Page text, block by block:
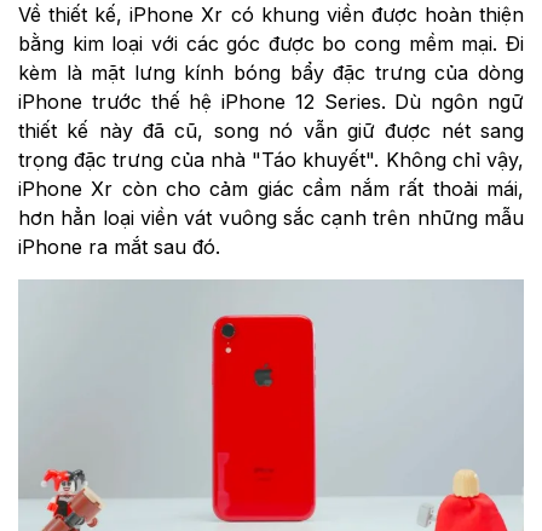
Về thiết kế, iPhone Xr có khung viền được hoàn thiện
bằng kim loại với các góc được bo cong mềm mại. Đi
kèm là mặt lưng kính bóng bẩy đặc trưng của dòng
iPhone trước thế hệ iPhone 12 Series. Dù ngôn ngữ
thiết kế này đã cũ, song nó vẫn giữ được nét sang
trọng đặc trưng của nhà "Táo khuyết". Không chỉ vậy,
iPhone Xr còn cho cảm giác cầm nắm rất thoải mái,
hơn hẳn loại viền vát vuông sắc cạnh trên những mẫu
iPhone ra mắt sau đó.